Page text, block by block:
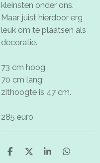
kleinsten onder ons.
Maar juist hierdoor erg
leuk om te plaatsen als
decoratie.
73 cm hoog
70 cm lang
zithoogte is 47 cm.
285 euro
D
D
S
D